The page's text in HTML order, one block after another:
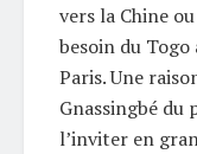
vers la Chine
besoin du
Paris. Une
Gnassingbé du
l’inviter en